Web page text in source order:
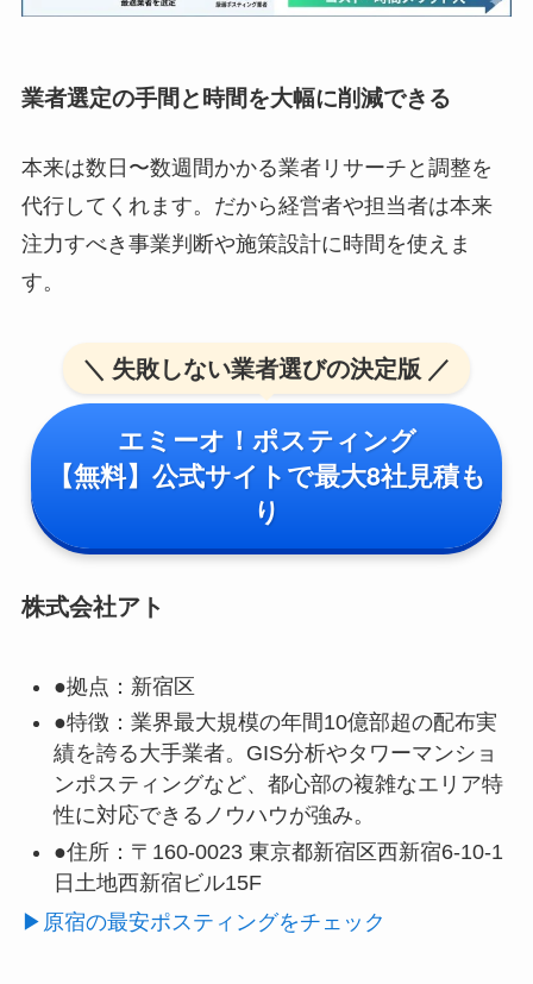
業者選定の手間と時間を大幅に削減できる
本来は数日〜数週間かかる業者リサーチと調整を
代行してくれます。だから経営者や担当者は本来
注力すべき事業判断や施策設計に時間を使えま
す。
＼ 失敗しない業者選びの決定版 ／
エミーオ！ポスティング
【無料】公式サイトで最大8社見積も
り
株式会社アト
●拠点： 新宿区
●特徴： 業界最大規模の年間10億部超の配布実
績を誇る大手業者。GIS分析やタワーマンショ
ンポスティングなど、都心部の複雑なエリア特
性に対応できるノウハウが強み。
●住所： 〒160-0023 東京都新宿区西新宿6-10-1
日土地西新宿ビル15F
▶原宿の最安ポスティングをチェック